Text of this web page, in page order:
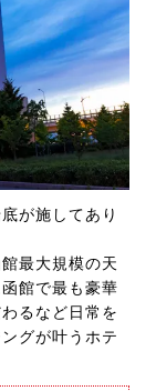
が施してあり
最大規模の天
館で最も豪華
るなど日常を
グが叶うホテ